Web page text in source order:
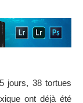
jours, 38 tortues
ont déjà été